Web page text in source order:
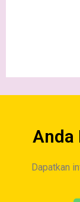
Anda
Dapatkan